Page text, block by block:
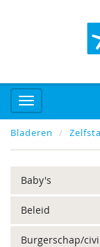
Bladeren
Baby's
Beleid
Burgerschap/